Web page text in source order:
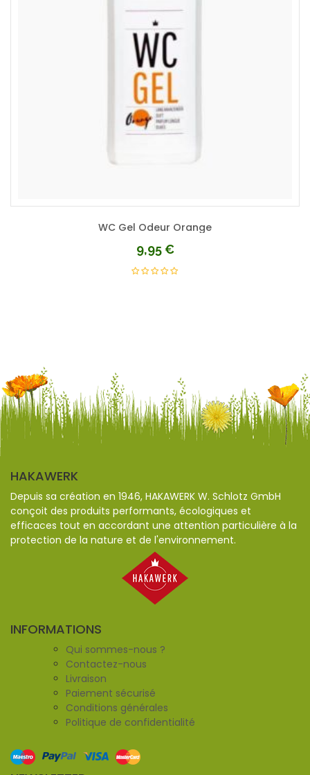
WC Gel Odeur Orange
9,95€
HAKAWERK
Depuis sa création en 1946, HAKAWERK W. Schlotz GmbH
conçoit des produits performants, écologiques et
efficaces tout en accordant une attention particulière à la
protection de la nature et de l'environnement.
INFORMATIONS
Qui sommes-nous ?
Contactez-nous
Livraison
Paiement sécurisé
Conditions générales
Politique de confidentialité